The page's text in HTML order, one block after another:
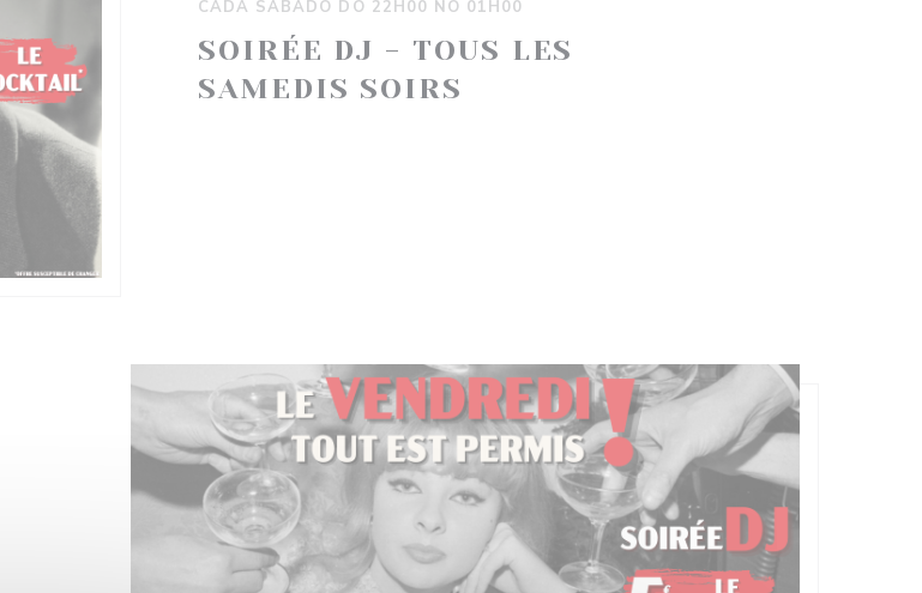
CADA SÁBADO DO 22H00 NO 01H00
SOIRÉE DJ - TOUS LES
SAMEDIS SOIRS